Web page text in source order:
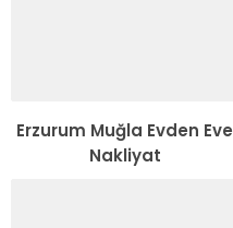
Erzurum Muğla Evden Eve
Nakliyat